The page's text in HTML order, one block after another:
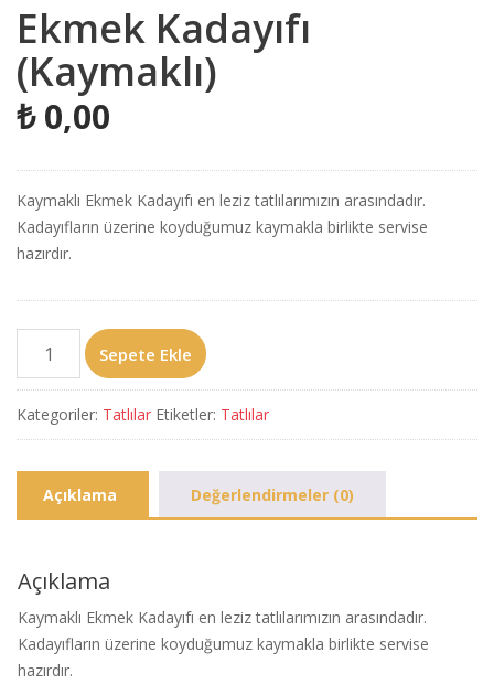
Ekmek Kadayıfı
(Kaymaklı)
₺0,00
Kaymaklı Ekmek Kadayıfı en leziz tatlılarımızın arasındadır.
Kadayıfların üzerine koyduğumuz kaymakla birlikte servise
hazırdır.
Kadayıfı
(Kaymaklı)
adet
Sepete Ekle
Kategoriler: Tatlılar Etiketler: Tatlılar
Açıklama Değerlendirmeler (0)
Açıklama
Kaymaklı Ekmek Kadayıfı en leziz tatlılarımızın arasındadır.
Kadayıfların üzerine koyduğumuz kaymakla birlikte servise
hazırdır.